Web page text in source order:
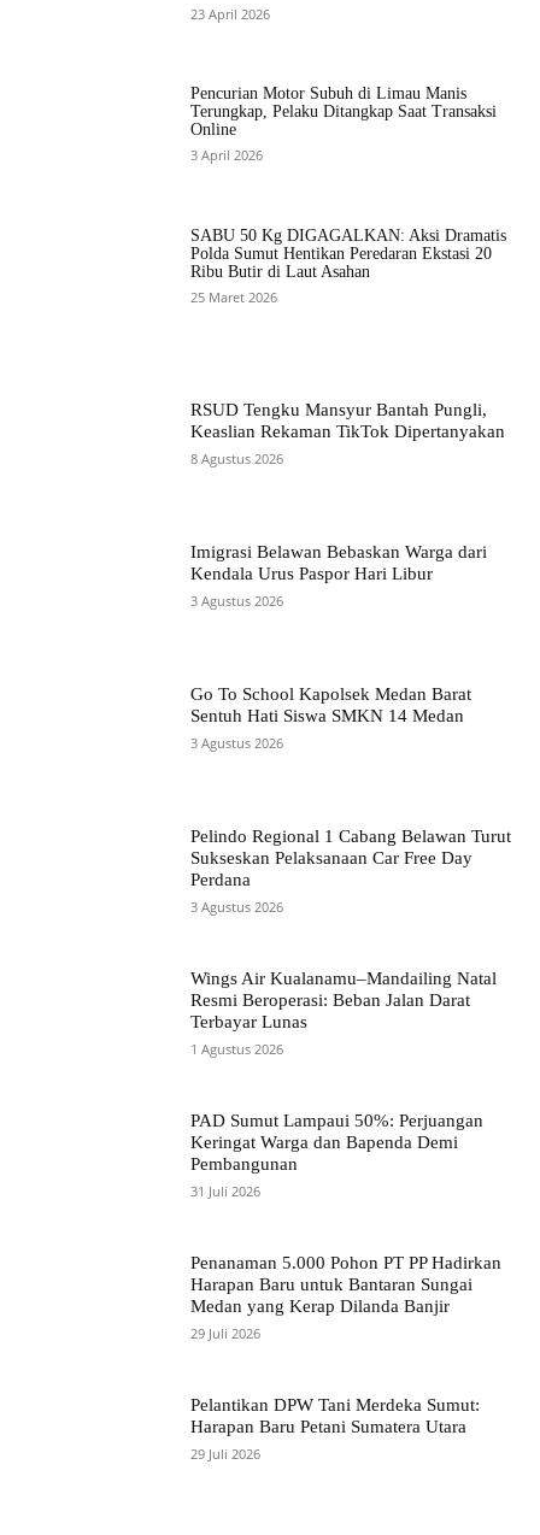
23 April 2026
Pencurian Motor Subuh di Limau Manis
Terungkap, Pelaku Ditangkap Saat Transaksi
Online
3 April 2026
SABU 50 Kg DIGAGALKAN: Aksi Dramatis
Polda Sumut Hentikan Peredaran Ekstasi 20
Ribu Butir di Laut Asahan
25 Maret 2026
RSUD Tengku Mansyur Bantah Pungli,
Keaslian Rekaman TikTok Dipertanyakan
8 Agustus 2026
Imigrasi Belawan Bebaskan Warga dari
Kendala Urus Paspor Hari Libur
3 Agustus 2026
Go To School Kapolsek Medan Barat
Sentuh Hati Siswa SMKN 14 Medan
3 Agustus 2026
Pelindo Regional 1 Cabang Belawan Turut
Sukseskan Pelaksanaan Car Free Day
Perdana
3 Agustus 2026
Wings Air Kualanamu–Mandailing Natal
Resmi Beroperasi: Beban Jalan Darat
Terbayar Lunas
1 Agustus 2026
PAD Sumut Lampaui 50%: Perjuangan
Keringat Warga dan Bapenda Demi
Pembangunan
31 Juli 2026
Penanaman 5.000 Pohon PT PP Hadirkan
Harapan Baru untuk Bantaran Sungai
Medan yang Kerap Dilanda Banjir
29 Juli 2026
Pelantikan DPW Tani Merdeka Sumut:
Harapan Baru Petani Sumatera Utara
29 Juli 2026